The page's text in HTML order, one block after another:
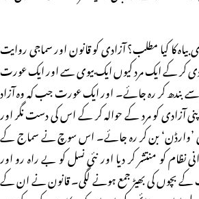
بیاہ کا کیا مطلب؟ آزادی کو قانون اور سماجی روایت
کر کے ایک مرد کیوں ایک بیوی سے اور ایک عورت
کر رہ جائے۔ اور ایک عورت جب کہ وہ آزاد
آزادی کو مرد کے حوالہ کر کے اس کی دست نگر اور
’وارڈن‘ بن کر رہ جائے۔ اس سوچ نے سماج کے
نظام کو منتشر کر دیا اور نئی نسل کو بے راہ رو اور
کے بچوں کی بھیڑ جمع ہونے لگی۔ قانون نے ان کے